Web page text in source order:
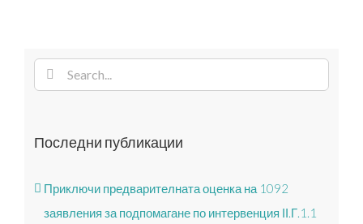
Search
for:
Последни публикации
Приключи предварителната оценка на 1092
заявления за подпомагане по интервенция ІІ.Г.1.1